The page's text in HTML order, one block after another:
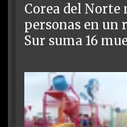
Corea del Norte
personas en un
Sur suma 16